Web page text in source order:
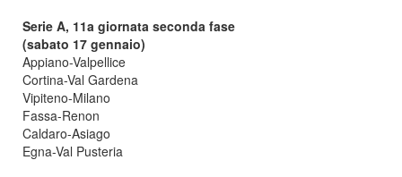
Serie A, 11a giornata seconda fase
(sabato 17 gennaio)
Appiano-Valpellice
Cortina-Val Gardena
Vipiteno-Milano
Fassa-Renon
Caldaro-Asiago
Egna-Val Pusteria